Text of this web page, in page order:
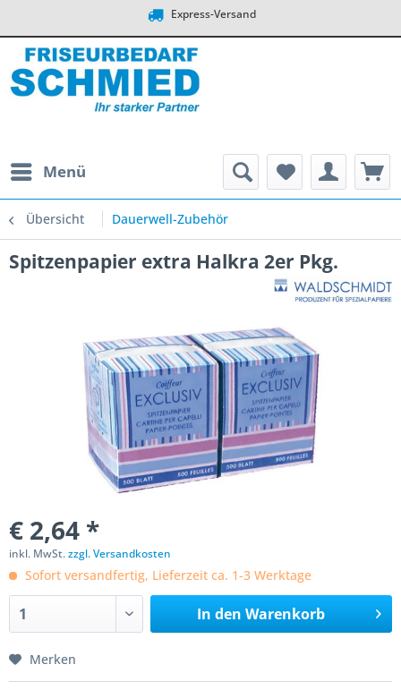
Express-Versand
Menü
Übersicht Dauerwell-Zubehör
Spitzenpapier extra Halkra 2er Pkg.
€ 2,64 *
inkl. MwSt.zzgl. Versandkosten
Sofort versandfertig, Lieferzeit ca. 1-3 Werktage
In den Warenkorb
Merken